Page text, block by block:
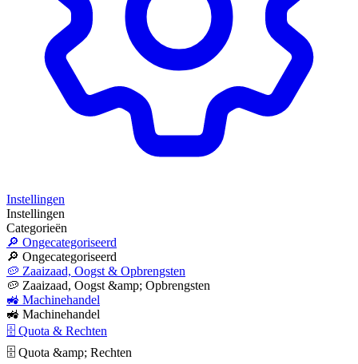
Instellingen
Instellingen
Categorieën
🔎 Ongecategoriseerd
🔎 Ongecategoriseerd
🥔 Zaaizaad, Oogst & Opbrengsten
🥔 Zaaizaad, Oogst &amp; Opbrengsten
🚜 Machinehandel
🚜 Machinehandel
🗄 Quota & Rechten
🗄 Quota &amp; Rechten